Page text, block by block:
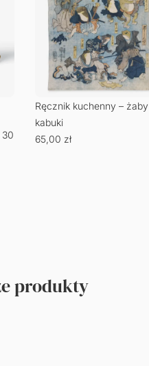
30
Ręcznik kuchenny – żaby
kabuki
65,00 zł
produkty